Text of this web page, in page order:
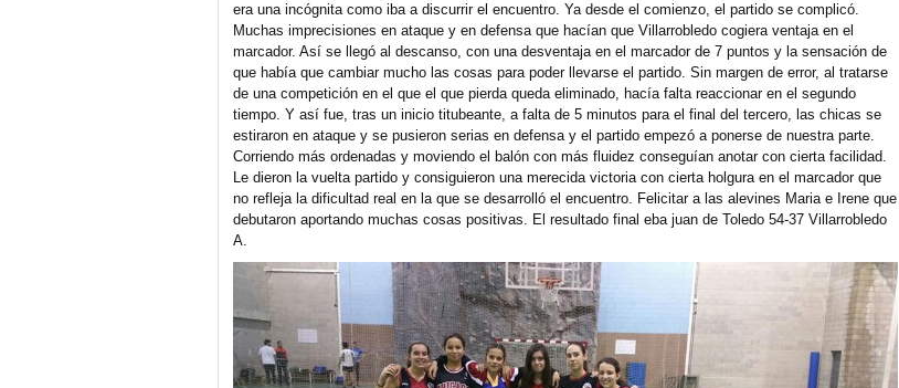
era una incógnita como iba a discurrir el encuentro. Ya desde el comienzo, el partido se complicó.
Muchas imprecisiones en ataque y en defensa que hacían que Villarrobledo cogiera ventaja en el
marcador. Así se llegó al descanso, con una desventaja en el marcador de 7 puntos y la sensación de
que había que cambiar mucho las cosas para poder llevarse el partido. Sin margen de error, al tratarse
de una competición en el que el que pierda queda eliminado, hacía falta reaccionar en el segundo
tiempo. Y así fue, tras un inicio titubeante, a falta de 5 minutos para el final del tercero, las chicas se
estiraron en ataque y se pusieron serias en defensa y el partido empezó a ponerse de nuestra parte.
Corriendo más ordenadas y moviendo el balón con más fluidez conseguían anotar con cierta facilidad.
Le dieron la vuelta partido y consiguieron una merecida victoria con cierta holgura en el marcador que
no refleja la dificultad real en la que se desarrolló el encuentro. Felicitar a las alevines Maria e Irene que
debutaron aportando muchas cosas positivas. El resultado final eba juan de Toledo 54-37 Villarrobledo
A.